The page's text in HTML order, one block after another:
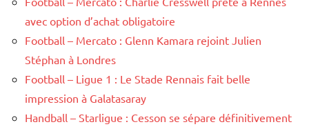
avec option d’achat obligatoire
Football – Mercato : Glenn Kamara rejoint Julien
Stéphan à Londres
Football – Ligue 1 : Le Stade Rennais fait belle
impression à Galatasaray
Handball – Starligue : Cesson se sépare définitivement